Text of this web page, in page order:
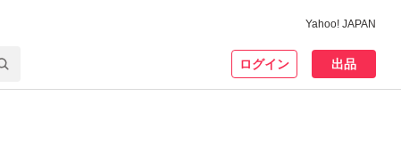
Yahoo! JAPAN
ログイン 出品